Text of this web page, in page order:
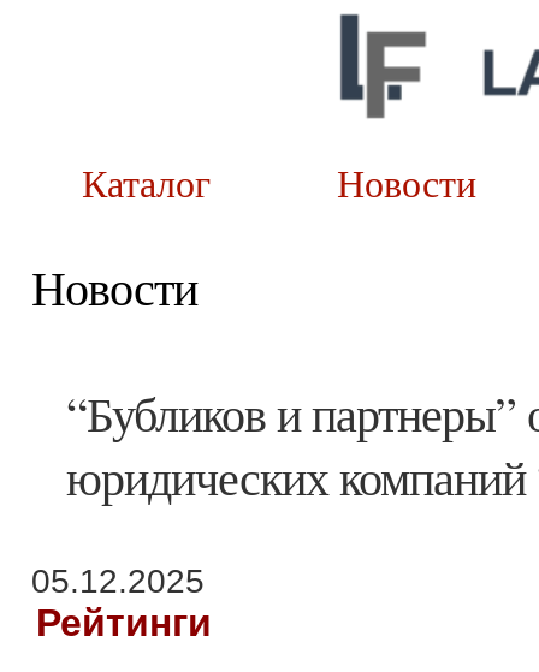
Каталог
Новости
“Бубликов и партнеры”
юридических
05.12.2025
Рейтинги